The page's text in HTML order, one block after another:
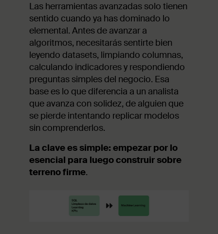
Las herramientas avanzadas solo tienen
sentido cuando ya has dominado lo
elemental. Antes de avanzar a
algoritmos, necesitarás sentirte bien
leyendo datasets, limpiando columnas,
calculando indicadores y respondiendo
preguntas simples del negocio. Esa
base es lo que diferencia a un analista
que avanza con solidez, de alguien que
se pierde intentando replicar modelos
sin comprenderlos.
La clave es simple: empezar por lo
esencial para luego construir sobre
terreno firme.